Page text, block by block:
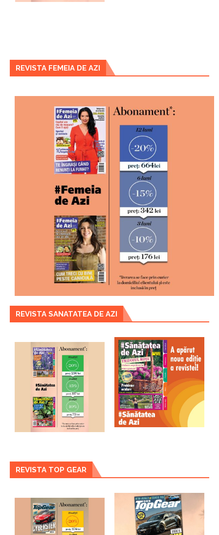
REVISTA FEMEIA DE AZI
REVISTA SANATATEA DE AZI
REVISTA TOP GEAR